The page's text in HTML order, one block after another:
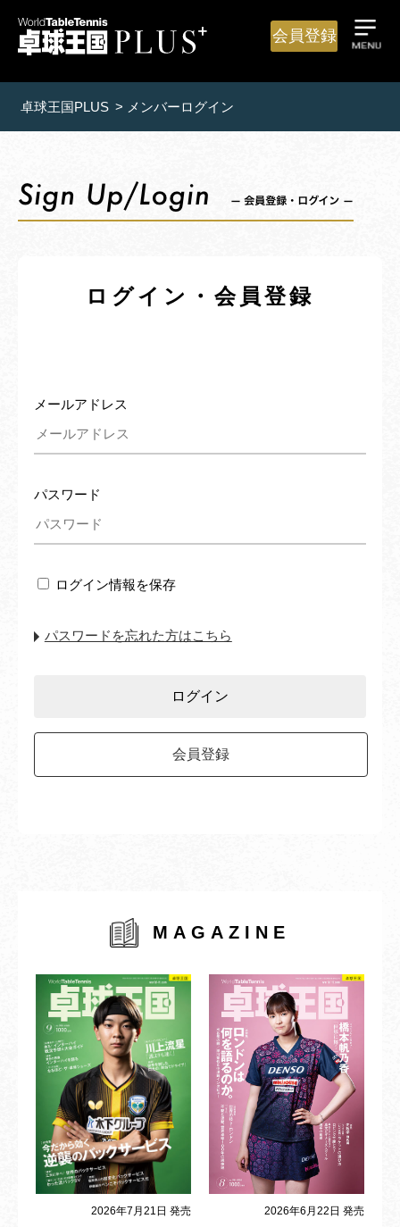
会員登録
卓球王国PLUS > メンバーログイン
ログイン・会員登録
メールアドレス
パスワード
ログイン情報を保存
パスワードを忘れた方はこちら
会員登録
MAGAZINE
2026年7月21日 発売 2026年6月22日 発売